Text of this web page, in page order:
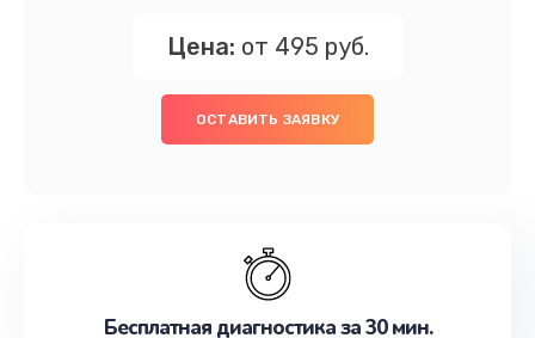
Цена: от 495 руб.
ОСТАВИТЬ ЗАЯВКУ
Бесплатная диагностика за 30 мин.